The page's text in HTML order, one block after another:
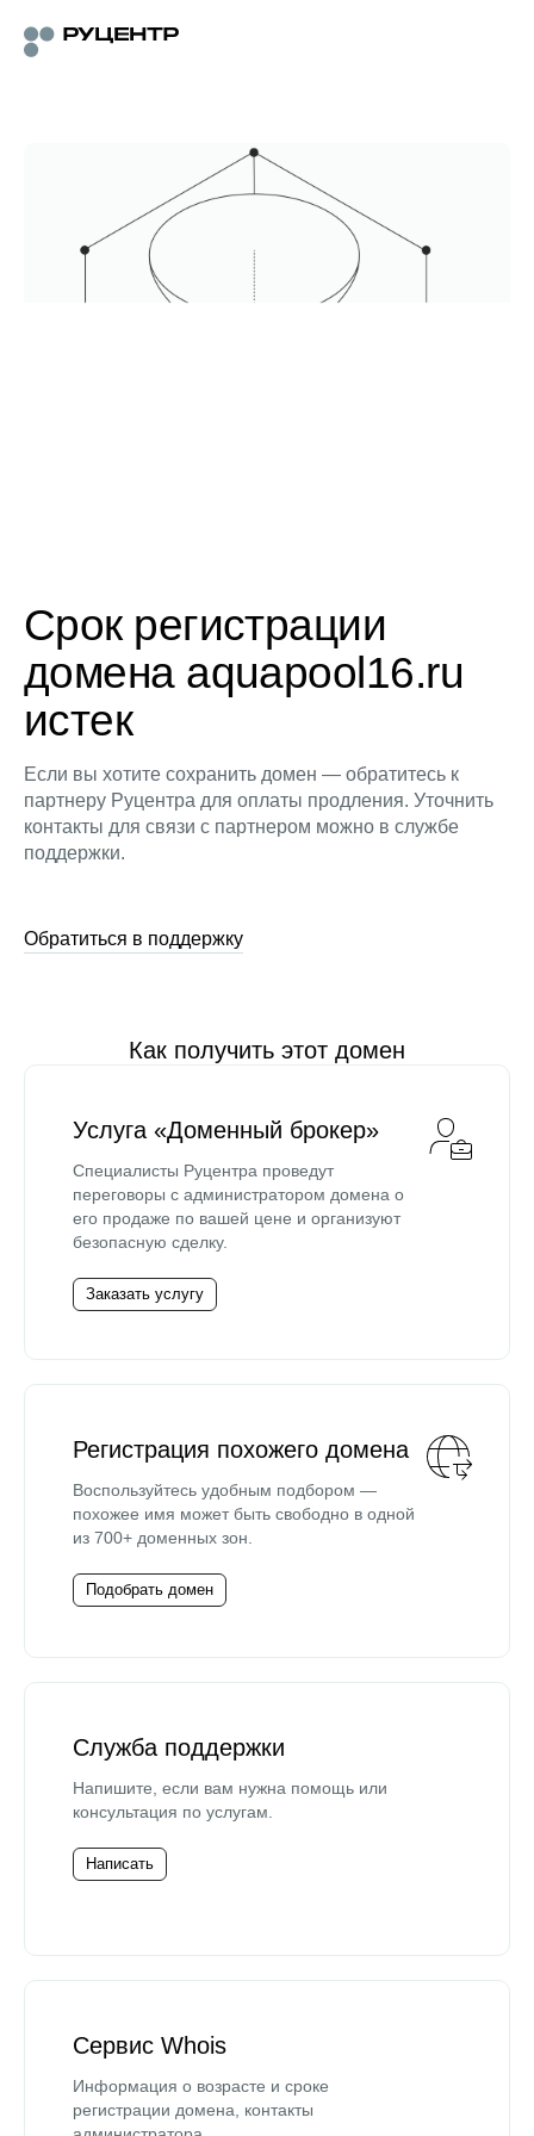
Срок регистрации
домена aquapool16.ru
истек
Если вы хотите сохранить домен — обратитесь к
партнеру Руцентра для оплаты продления. Уточнить
контакты для связи с партнером можно в службе
поддержки.
Обратиться в поддержку
Как получить этот домен
Услуга «Доменный брокер»
Специалисты Руцентра проведут
переговоры с администратором домена о
его продаже по вашей цене и организуют
безопасную сделку.
Заказать услугу
Регистрация похожего домена
Воспользуйтесь удобным подбором —
похожее имя может быть свободно в одной
из 700+ доменных зон.
Подобрать домен
Служба поддержки
Напишите, если вам нужна помощь или
консультация по услугам.
Написать
Сервис Whois
Информация о возрасте и сроке
регистрации домена, контакты